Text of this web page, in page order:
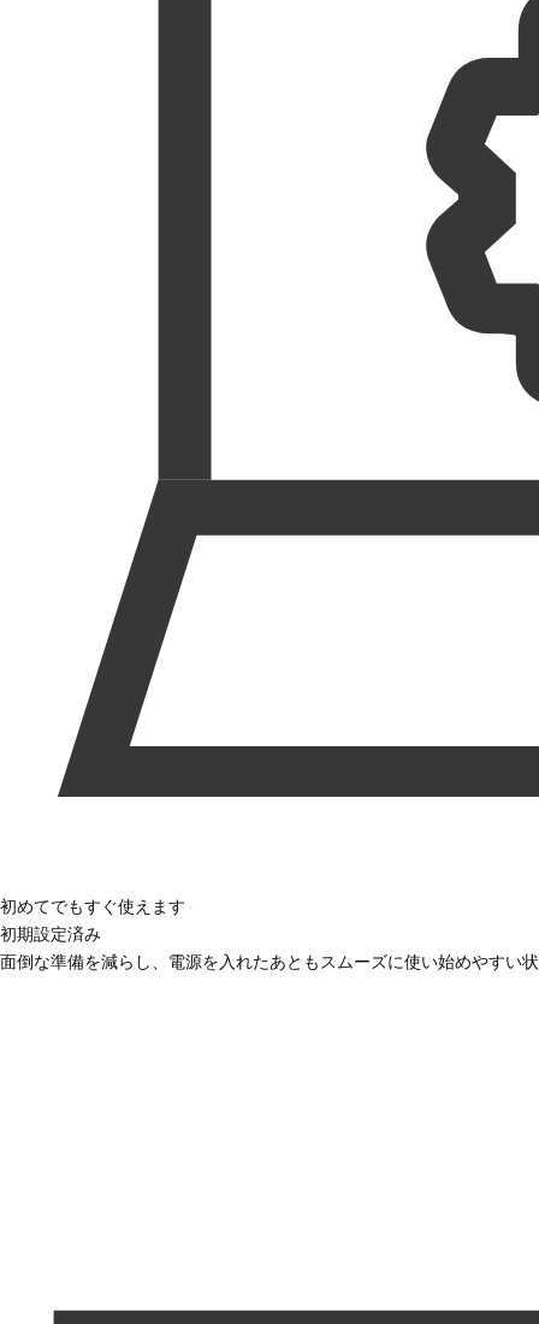
初めてでもすぐ使えます
初期設定済み
面倒な準備を減らし、電源を入れたあともスムーズに使い始めやすい